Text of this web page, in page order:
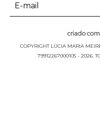
COPYRIGHT LÚCIA MARIA
79912267000105 - 2026.